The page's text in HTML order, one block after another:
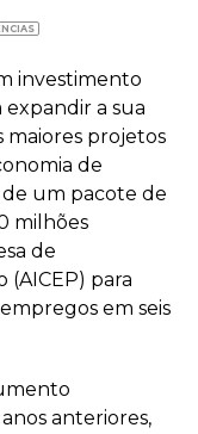
investimento
expandir a sua
maiores projetos
de
um pacote de
milhões
de
para
em seis
anteriores,